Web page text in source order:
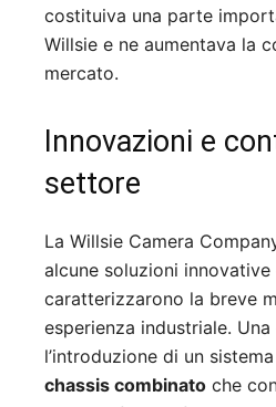
costituiva una parte
Willsie e ne aumentava la
mercato.
Innovazioni e
settore
La Willsie Camera
alcune soluzioni innovative
caratterizzarono la breve
esperienza industriale.
l’introduzione di un
chassis combinato che